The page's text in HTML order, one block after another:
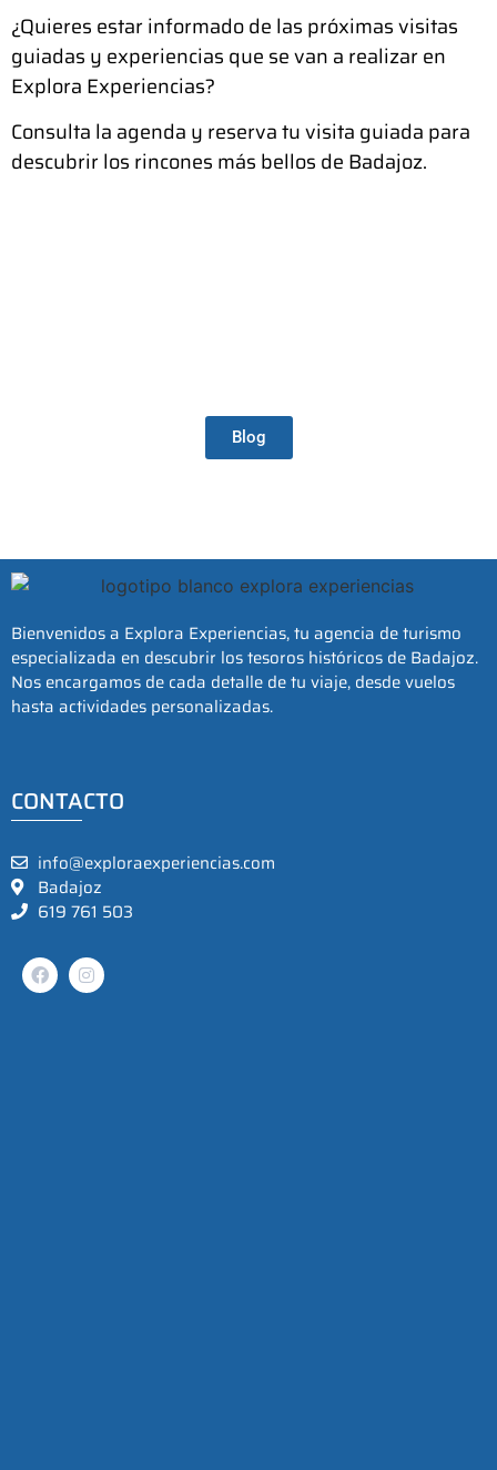
¿Quieres estar informado de las próximas visitas
guiadas y experiencias que se van a realizar en
Explora Experiencias?
Consulta la agenda y reserva tu visita guiada para
descubrir los rincones más bellos de Badajoz.
Blog
Bienvenidos a Explora Experiencias, tu agencia de turismo
especializada en descubrir los tesoros históricos de Badajoz.
Nos encargamos de cada detalle de tu viaje, desde vuelos
hasta actividades personalizadas.
CONTACTO
info@exploraexperiencias.com
Badajoz
619 761 503